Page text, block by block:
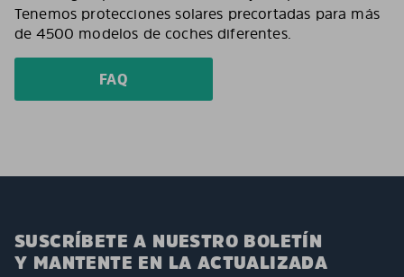
Tenemos protecciones solares precortadas para más
de 4500 modelos de coches diferentes.
FAQ
SUSCRÍBETE A NUESTRO BOLETÍN
Y MANTENTE EN LA ACTUALIZADA